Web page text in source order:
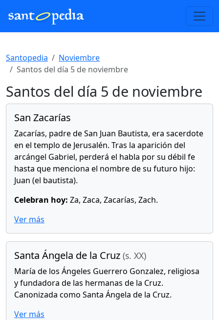
Santopedia
Noviembre
Santos del día 5 de noviembre
Santos del día 5 de noviembre
San Zacarías
Zacarías, padre de San Juan Bautista, era sacerdote
en el templo de Jerusalén. Tras la aparición del
arcángel Gabriel, perderá el habla por su débil fe
hasta que menciona el nombre de su futuro hijo:
Juan (el bautista).
Celebran hoy: Za, Zaca, Zacarías, Zach.
Ver más
Santa Ángela de la Cruz (s. XX)
María de los Ángeles Guerrero Gonzalez, religiosa
y fundadora de las hermanas de la Cruz.
Canonizada como Santa Ángela de la Cruz.
Ver más